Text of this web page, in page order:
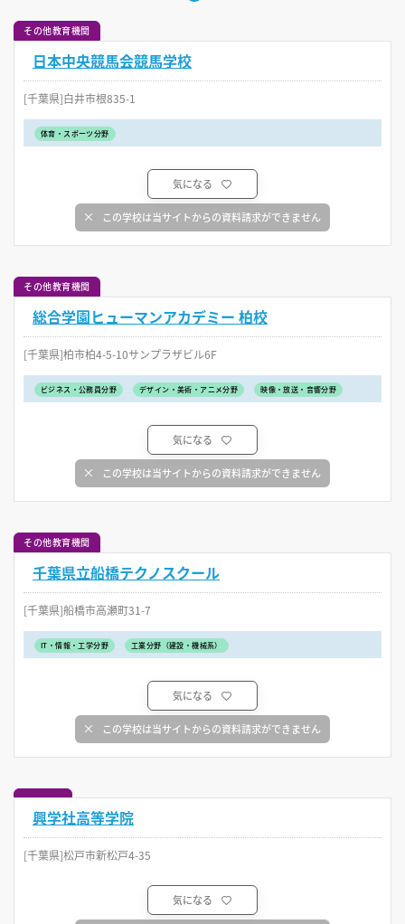
その他教育機関
日本中央競馬会競馬学校
[千葉県]白井市根835-1
体育・スポーツ分野
気になる
この学校は当サイトからの資料請求ができません
その他教育機関
総合学園ヒューマンアカデミー 柏校
[千葉県]柏市柏4-5-10サンプラザビル6F
ビジネス・公務員分野 デザイン・美術・アニメ分野 映像・放送・音響分野
気になる
この学校は当サイトからの資料請求ができません
その他教育機関
千葉県立船橋テクノスクール
[千葉県]船橋市高瀬町31-7
IT・情報・工学分野 工業分野（建設・機械系）
気になる
この学校は当サイトからの資料請求ができません
興学社高等学院
[千葉県]松戸市新松戸4-35
気になる